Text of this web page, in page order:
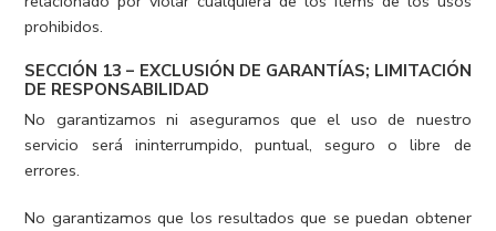
prohibidos.
SECCIÓN 13 – EXCLUSIÓN DE GARANTÍAS; LIMITACIÓN
DE RESPONSABILIDAD
No garantizamos ni aseguramos que el uso de nuestro
servicio será ininterrumpido, puntual, seguro o libre de
errores.
No garantizamos que los resultados que se puedan obtener